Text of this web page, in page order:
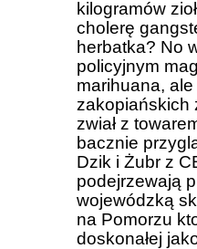
kilogramów
cholerę
herbatka? No
policyjnym
marihuana, ale
zakopiańskich
zwiał z
bacznie
Dzik i Żubr z
podejrzewają
wojewódzką
na Pomorzu
doskonałej